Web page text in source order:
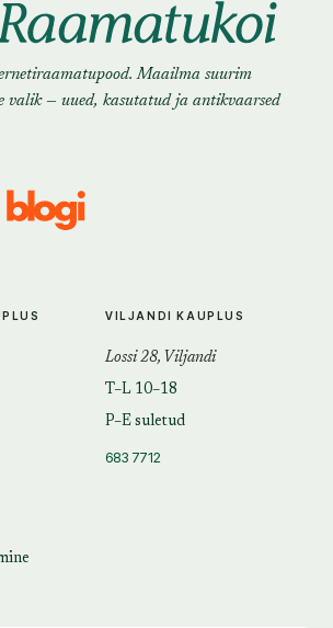
Maailma suurim
valik — uued, kasutatud ja antikvaarsed
VILJANDI KAUPLUS
Lossi 28, Viljandi
T–L 10–18
P–E suletud
683 7712